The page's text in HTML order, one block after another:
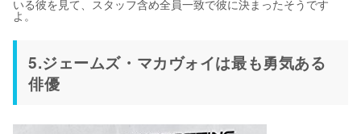
いる彼を見て、スタッフ含め全員一致で彼に決まったそうです
よ。
5.ジェームズ・マカヴォイは最も勇気ある
俳優